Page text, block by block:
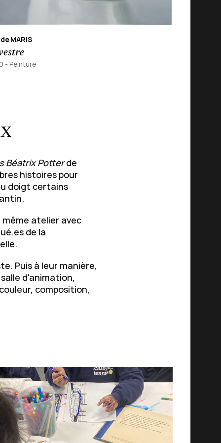
MARIS
- Peinture
Béatrix Potterde
histoires pour
doigt certains
atelier avec
de la
Puis à leur manière,
d'animation,
composition,